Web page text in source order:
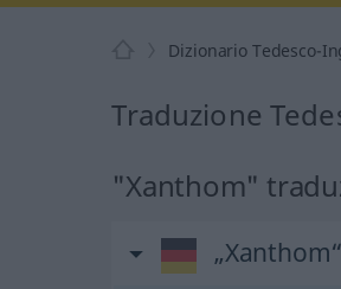
Dizionario Tedesco-
Traduzione
"Xanthom"
„Xanthom“